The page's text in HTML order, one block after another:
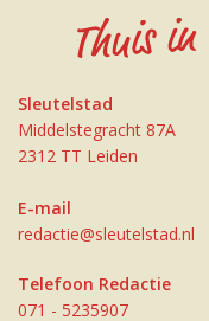
Sleutelstad
Middelstegracht 87A
2312 TT Leiden
E-mail
redactie@sleutelstad.nl
Telefoon Redactie
071 - 5235907